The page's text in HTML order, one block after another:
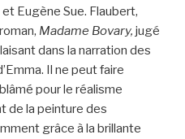
Eugène Sue. Flaubert,
Madame Bovary, jugé
dans la narration des
Il ne peut faire
pour le réalisme
de la peinture des
grâce à la brillante